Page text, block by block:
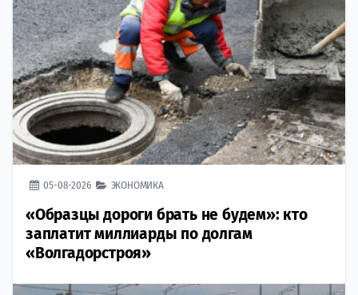
05-08-2026 ЭКОНОМИКА
«Образцы дороги брать не будем»: кто
заплатит миллиарды по долгам
«Волгадорстроя»